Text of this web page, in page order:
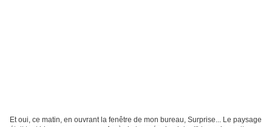
Et oui, ce matin, en ouvrant la fenêtre de mon bureau, Surprise... Le paysage